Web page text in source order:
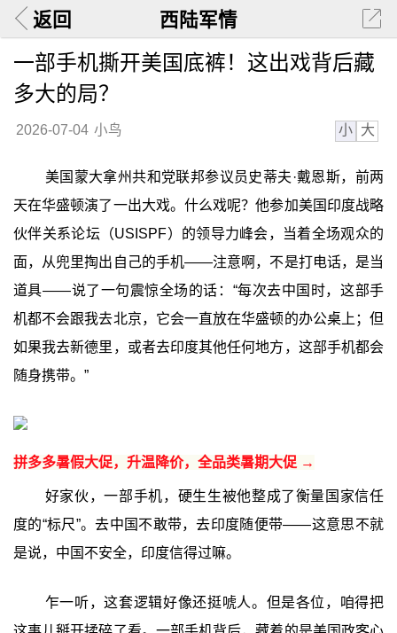
返回 西陆军情
一部手机撕开美国底裤！这出戏背后藏
多大的局？
2026-07-04 小鸟 小 大
美国蒙大拿州共和党联邦参议员史蒂夫·戴恩斯，前两
天在华盛顿演了一出大戏。什么戏呢？他参加美国印度战略
伙伴关系论坛（USISPF）的领导力峰会，当着全场观众的
面，从兜里掏出自己的手机——注意啊，不是打电话，是当
道具——说了一句震惊全场的话：“每次去中国时，这部手
机都不会跟我去北京，它会一直放在华盛顿的办公桌上；但
如果我去新德里，或者去印度其他任何地方，这部手机都会
随身携带。”
拼多多暑假大促，升温降价，全品类暑期大促 →
好家伙，一部手机，硬生生被他整成了衡量国家信任
度的“标尺”。去中国不敢带，去印度随便带——这意思不就
是说，中国不安全，印度信得过嘛。
乍一听，这套逻辑好像还挺唬人。但是各位，咱得把